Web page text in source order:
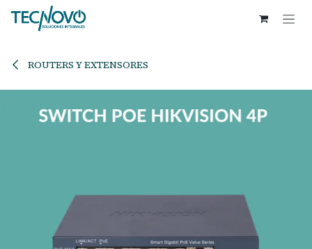
Ir al contenido
ROUTERS Y EXTENSORES